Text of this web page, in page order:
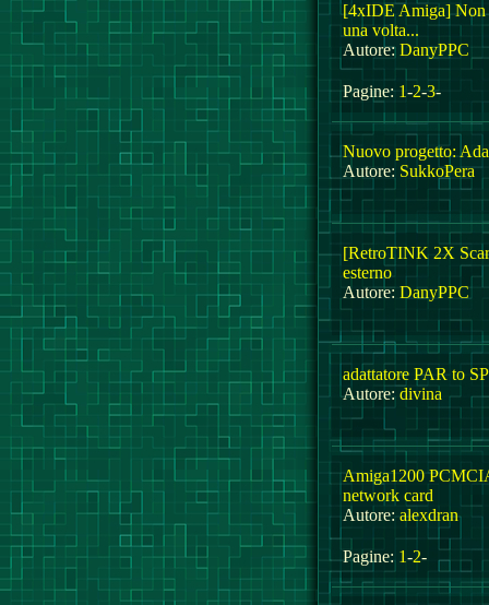
[4xIDE Amiga] Non
una volta...
Autore:DanyPPC
Pagine: 1-2-3-
Nuovo progetto:
Autore: SukkoPera
[RetroTINK 2X
esterno
Autore: DanyPPC
adattatore PAR to
Autore: divina
Amiga1200
network card
Autore: alexdran
Pagine: 1-2-